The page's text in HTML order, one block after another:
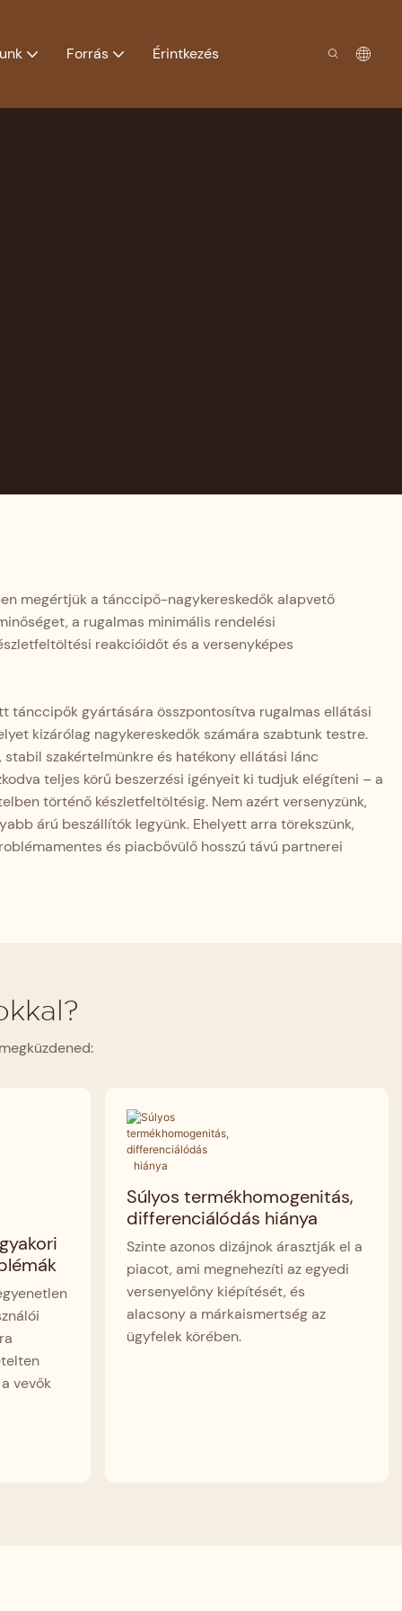
Forrás Érintkezés
megértjük a tánccipő-nagykereskedők alapvető
a rugalmas minimális rendelési
reakcióidőt és a versenyképes
tánccipők gyártására összpontosítva rugalmas ellátási
kizárólag nagykereskedők számára szabtunk testre.
szakértelmünkre és hatékony ellátási lánc
teljes körű beszerzési igényeit ki tudjuk elégíteni – a
történő készletfeltöltésig. Nem azért versenyzünk,
árú beszállítók legyünk. Ehelyett arra törekszünk,
és piacbővülő hosszú távú partnerei
vevők
Súlyos termékhomogenitás,
differenciálódás hiánya
Szinte azonos dizájnok árasztják el a
piacot, ami megnehezíti az egyedi
versenyelőny kiépítését, és
alacsony a márkaismertség az
ügyfelek körében.